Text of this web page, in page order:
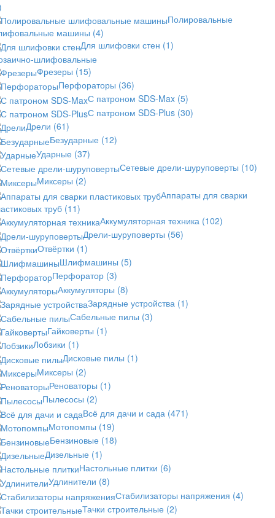
Полировальные
машины (4)
Для шлифовки стен (1)
шлифовальные
Фрезеры (15)
Перфораторы (36)
С патроном SDS-Max (5)
С патроном SDS-Plus (30)
Дрели (61)
Безударные (12)
Ударные (37)
Сетевые дрели-шуруповерты (10)
Миксеры (2)
Аппараты для сварки
труб (11)
Аккумуляторная техника (102)
Дрели-шуруповерты (56)
Отвёртки (1)
Шлифмашины (5)
Перфоратор (3)
Аккумуляторы (8)
Зарядные устройства (1)
Сабельные пилы (3)
Гайковерты (1)
Лобзики (1)
Дисковые пилы (1)
Миксеры (2)
Реноваторы (1)
Пылесосы (2)
Всё для дачи и сада (471)
Мотопомпы (19)
Бензиновые (18)
Дизельные (1)
Настольные плитки (6)
Удлинители (8)
Стабилизаторы напряжения (4)
Тачки строительные (2)